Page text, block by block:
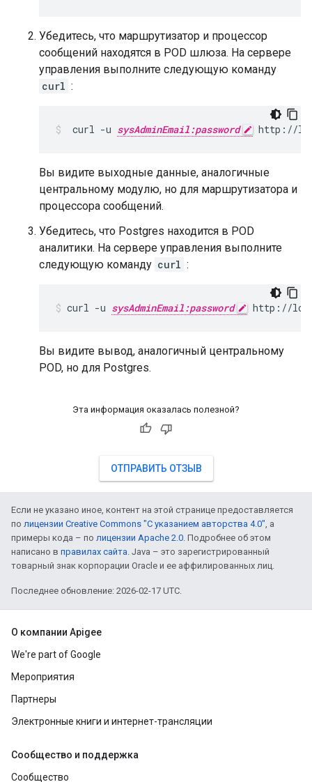
Убедитесь, что маршрутизатор и процессор
сообщений находятся в POD шлюза. На сервере
управления выполните следующую команду
curl :
curl -u sysAdminEmail:password http://
Вы видите выходные данные, аналогичные
центральному модулю, но для маршрутизатора и
процессора сообщений.
Убедитесь, что Postgres находится в POD
аналитики. На сервере управления выполните
следующую команду curl :
curl -u sysAdminEmail:password http://
Вы видите вывод, аналогичный центральному
POD, но для Postgres.
Эта информация оказалась полезной?
ОТПРАВИТЬ ОТЗЫВ
Если не указано иное, контент на этой странице предоставляется
по лицензии Creative Commons "С указанием авторства 4.0", а
примеры кода – по лицензии Apache 2.0. Подробнее об этом
написано в правилах сайта. Java – это зарегистрированный
товарный знак корпорации Oracle и ее аффилированных лиц.
Последнее обновление: 2026-02-17 UTC.
О компании Apigee
We're part of Google
Мероприятия
Партнеры
Электронные книги и интернет-трансляции
Сообщество и поддержка
Сообщество